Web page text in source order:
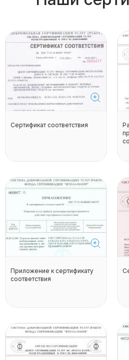
Сертификат соответствия
Приложение к сертификату
соответствия